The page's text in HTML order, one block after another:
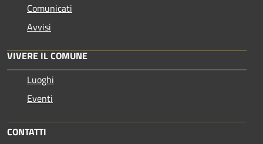
Comunicati
Avvisi
VIVERE IL COMUNE
Luoghi
Eventi
CONTATTI